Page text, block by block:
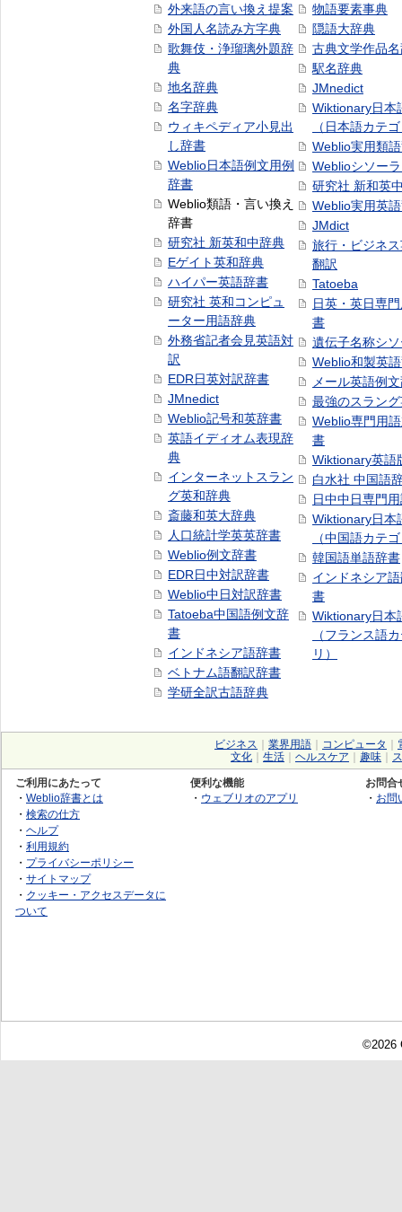
外来語の言い換え提案
外国人名読み方字典
歌舞伎・浄瑠璃外題辞
典
地名辞典
名字辞典
ウィキペディア小見出
し辞書
Weblio日本語例文用例
辞書
Weblio類語・言い換え
辞書
研究社 新英和中辞典
Eゲイト英和辞典
ハイパー英語辞書
研究社 英和コンピュ
ーター用語辞典
外務省記者会見英語対
訳
EDR日英対訳辞書
JMnedict
Weblio記号和英辞書
英語イディオム表現辞
典
インターネットスラン
グ英和辞典
斎藤和英大辞典
人口統計学英英辞書
Weblio例文辞書
EDR日中対訳辞書
Weblio中日対訳辞書
Tatoeba中国語例文辞
書
インドネシア語辞書
ベトナム語翻訳辞書
学研全訳古語辞典
物語要素事典
隠語大辞典
古典文学作品
駅名辞典
JMnedict
Wiktionary日本
（日本語カテ
Weblio実用類
Weblioシソー
研究社 新和英
Weblio実用英
JMdict
旅行・ビジネ
翻訳
Tatoeba
日英・英日専
書
遺伝子名称シ
Weblio和製英
メール英語例
最強のスラン
Weblio専門用
書
Wiktionary英語
白水社 中国語
日中中日専門
Wiktionary日本
（中国語カテ
韓国語単語辞書
インドネシア
書
Wiktionary日本
（フランス語
リ）
ビジネス 業界用語 コンピュータ
文化
生活 ヘルスケア 趣味
ご利用にあたって
・ Weblio辞書とは
・ 検索の仕方
・ ヘルプ
・ 利用規約
・ プライバシーポリシー
・ サイトマップ
・ クッキー・アクセスデータに
ついて
便利な機能
・ ウェブリオのアプリ
お問合
・ お問
©2026